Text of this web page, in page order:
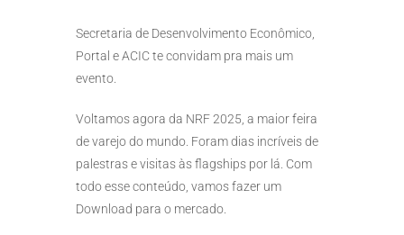
Secretaria de Desenvolvimento Econômico,
Portal e ACIC te convidam pra mais um
evento.
Voltamos agora da NRF 2025, a maior feira
de varejo do mundo. Foram dias incríveis de
palestras e visitas às flagships por lá. Com
todo esse conteúdo, vamos fazer um
Download para o mercado.